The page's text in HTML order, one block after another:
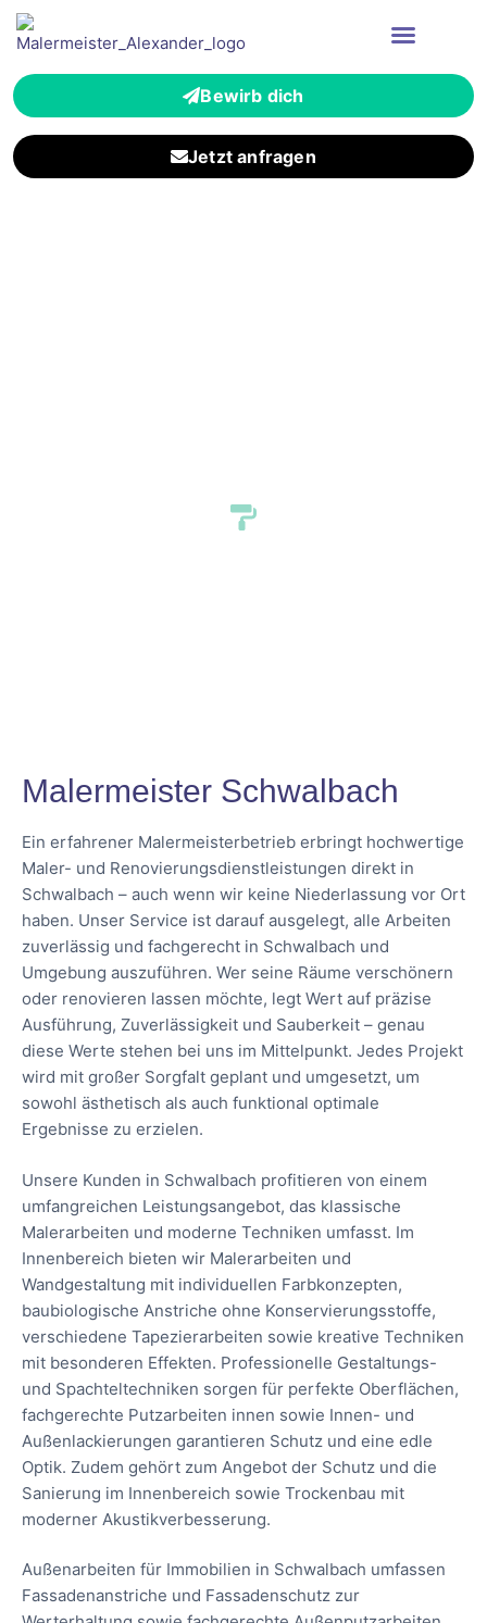
Bewirb dich
Jetzt anfragen
Malermeister Schwalbach
Ein erfahrener Malermeisterbetrieb erbringt hochwertige
Maler- und Renovierungsdienstleistungen direkt in
Schwalbach – auch wenn wir keine Niederlassung vor Ort
haben. Unser Service ist darauf ausgelegt, alle Arbeiten
zuverlässig und fachgerecht in Schwalbach und
Umgebung auszuführen. Wer seine Räume verschönern
oder renovieren lassen möchte, legt Wert auf präzise
Ausführung, Zuverlässigkeit und Sauberkeit – genau
diese Werte stehen bei uns im Mittelpunkt. Jedes Projekt
wird mit großer Sorgfalt geplant und umgesetzt, um
sowohl ästhetisch als auch funktional optimale
Ergebnisse zu erzielen.
Unsere Kunden in Schwalbach profitieren von einem
umfangreichen Leistungsangebot, das klassische
Malerarbeiten und moderne Techniken umfasst. Im
Innenbereich bieten wir Malerarbeiten und
Wandgestaltung mit individuellen Farbkonzepten,
baubiologische Anstriche ohne Konservierungsstoffe,
verschiedene Tapezierarbeiten sowie kreative Techniken
mit besonderen Effekten. Professionelle Gestaltungs-
und Spachteltechniken sorgen für perfekte Oberflächen,
fachgerechte Putzarbeiten innen sowie Innen- und
Außenlackierungen garantieren Schutz und eine edle
Optik. Zudem gehört zum Angebot der Schutz und die
Sanierung im Innenbereich sowie Trockenbau mit
moderner Akustikverbesserung.
Außenarbeiten für Immobilien in Schwalbach umfassen
Fassadenanstriche und Fassadenschutz zur